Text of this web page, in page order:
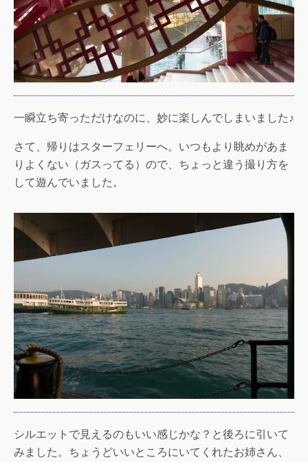
一瞬立ち寄っただけなのに、妙に楽しんでしまいました♪
さて、帰りはスターフェリーへ。いつもより眺めがあま
りよくない（ガスってる）ので、ちょっと違う撮り方を
して遊んでいました。
シルエットで見えるのもいい感じかな？と後ろに引いて
みました。ちょうどいいところにいてくれたお姉さん、